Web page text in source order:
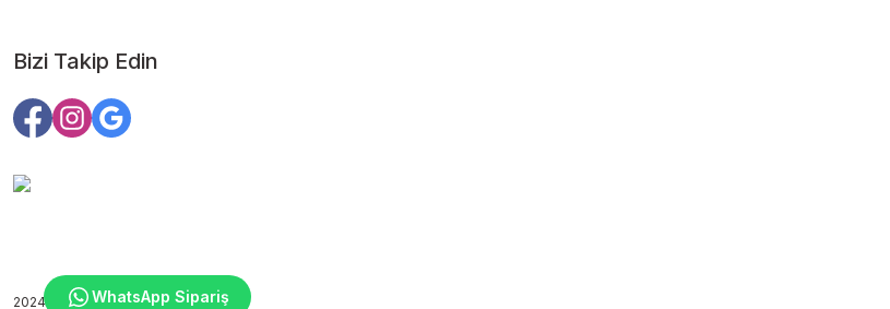
Bizi Takip Edin
2024 Copyright ©edutoys.com
WhatsApp Sipariş